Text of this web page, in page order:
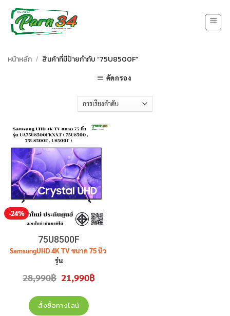
content
หน้าหลัก / สินค้าที่มีป้ายกำกับ “75U8500F”
คัดกรอง
-24%
75U8500F
SamsungUHD 4K TV ขนาด 75 นิ้ว
รุ่น
75U8500F , U8500F )
28,990฿ Original
price
28,990฿.
21,990฿Current
price
สั่งซื้อทางไลน์